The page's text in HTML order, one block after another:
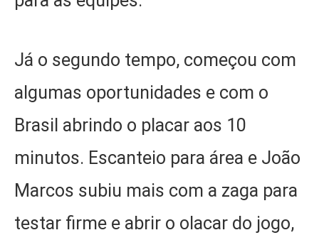
Já o segundo tempo, começou com
algumas oportunidades e com o
Brasil abrindo o placar aos 10
minutos. Escanteio para área e João
Marcos subiu mais com a zaga para
testar firme e abrir o olacar do jogo,